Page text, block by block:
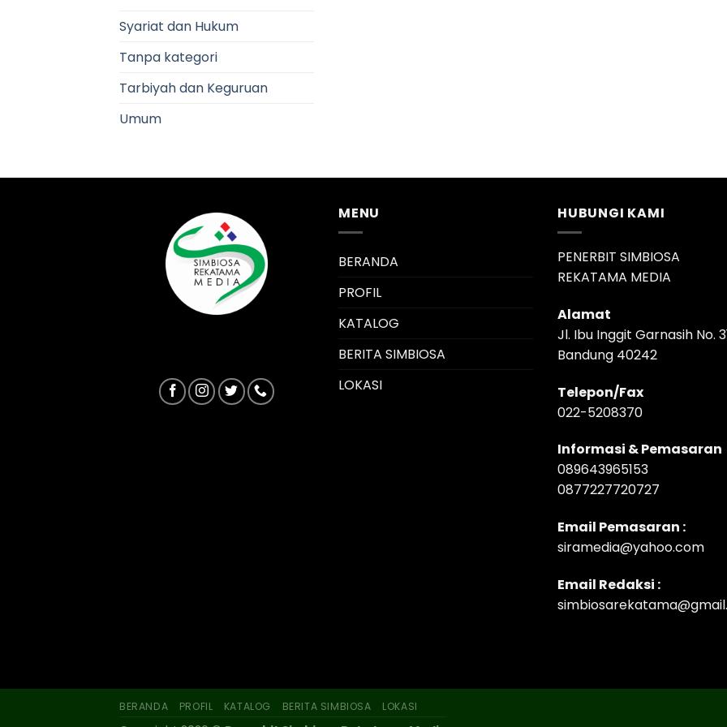
Syariat dan Hukum
Tanpa kategori
Tarbiyah dan Keguruan
Umum
MENU
BERANDA
PROFIL
KATALOG
BERITA SIMBIOSA
LOKASI
HUBUNGI KAMI
PENERBIT SIMBIOSA
REKATAMA MEDIA
Alamat
Jl. Ibu Inggit Garnasih No.
Bandung 40242
Telepon/Fax
022-5208370
Informasi & Pemasaran
089643965153
0877227720727
Email Pemasaran :
siramedia@yahoo.com
Email Redaksi :
BERANDA PROFIL KATALOG BERITA SIMBIOSA LOKASI